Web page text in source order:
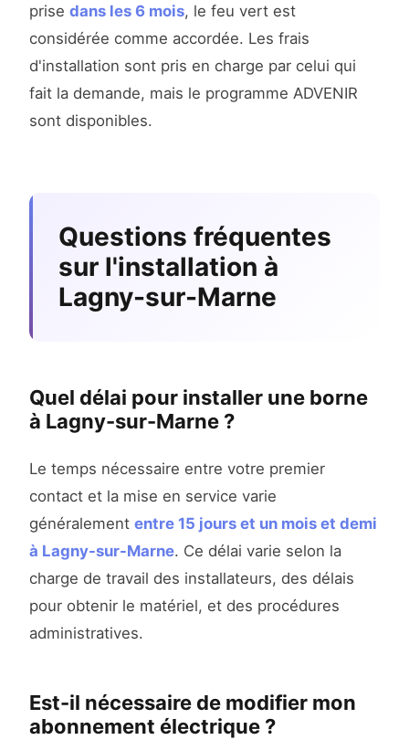
prise dans les 6 mois, le feu vert est
considérée comme accordée. Les frais
d'installation sont pris en charge par celui qui
fait la demande, mais le programme ADVENIR
sont disponibles.
Questions fréquentes
sur l'installation à
Lagny-sur-Marne
Quel délai pour installer une borne
à Lagny-sur-Marne ?
Le temps nécessaire entre votre premier
contact et la mise en service varie
généralement entre 15 jours et un mois et demi
à Lagny-sur-Marne. Ce délai varie selon la
charge de travail des installateurs, des délais
pour obtenir le matériel, et des procédures
administratives.
Est-il nécessaire de modifier mon
abonnement électrique ?